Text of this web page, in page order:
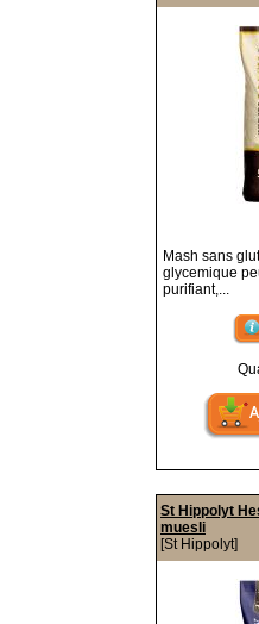
Mash sans
glycemique
purifiant,...
St Hippolyt
muesli
[St Hippolyt]